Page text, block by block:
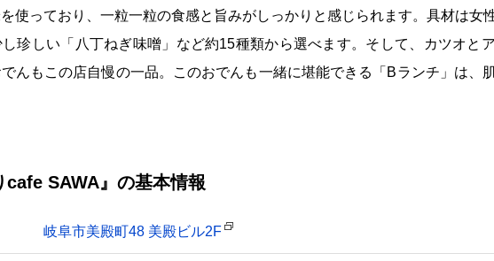
使っており、一粒一粒の食感と旨みがしっかりと感じられます。具材は女
し珍しい「八丁ねぎ味噌」など約15種類から選べます。そして、カツオと
んもこの店自慢の一品。このおでんも一緒に堪能できる「Bランチ」は、
cafe SAWA』の基本情報
岐阜市美殿町48 美殿ビル2F